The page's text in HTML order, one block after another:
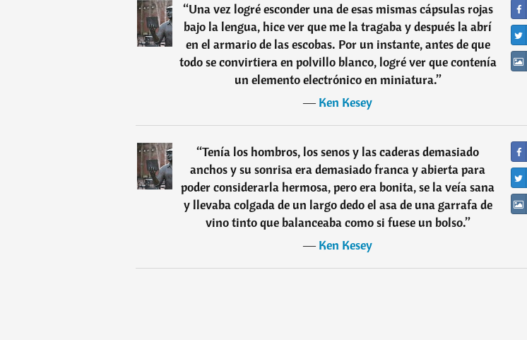
“Una vez logré esconder una de esas mismas cápsulas rojas
bajo la lengua, hice ver que me la tragaba y después la abrí
en el armario de las escobas. Por un instante, antes de que
todo se convirtiera en polvillo blanco, logré ver que contenía
un elemento electrónico en miniatura.”
―Ken Kesey
“Tenía los hombros, los senos y las caderas demasiado
anchos y su sonrisa era demasiado franca y abierta para
poder considerarla hermosa, pero era bonita, se la veía sana
y llevaba colgada de un largo dedo el asa de una garrafa de
vino tinto que balanceaba como si fuese un bolso.”
―Ken Kesey